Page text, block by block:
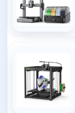
товару